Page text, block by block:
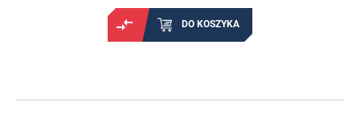
DO KOSZYKA